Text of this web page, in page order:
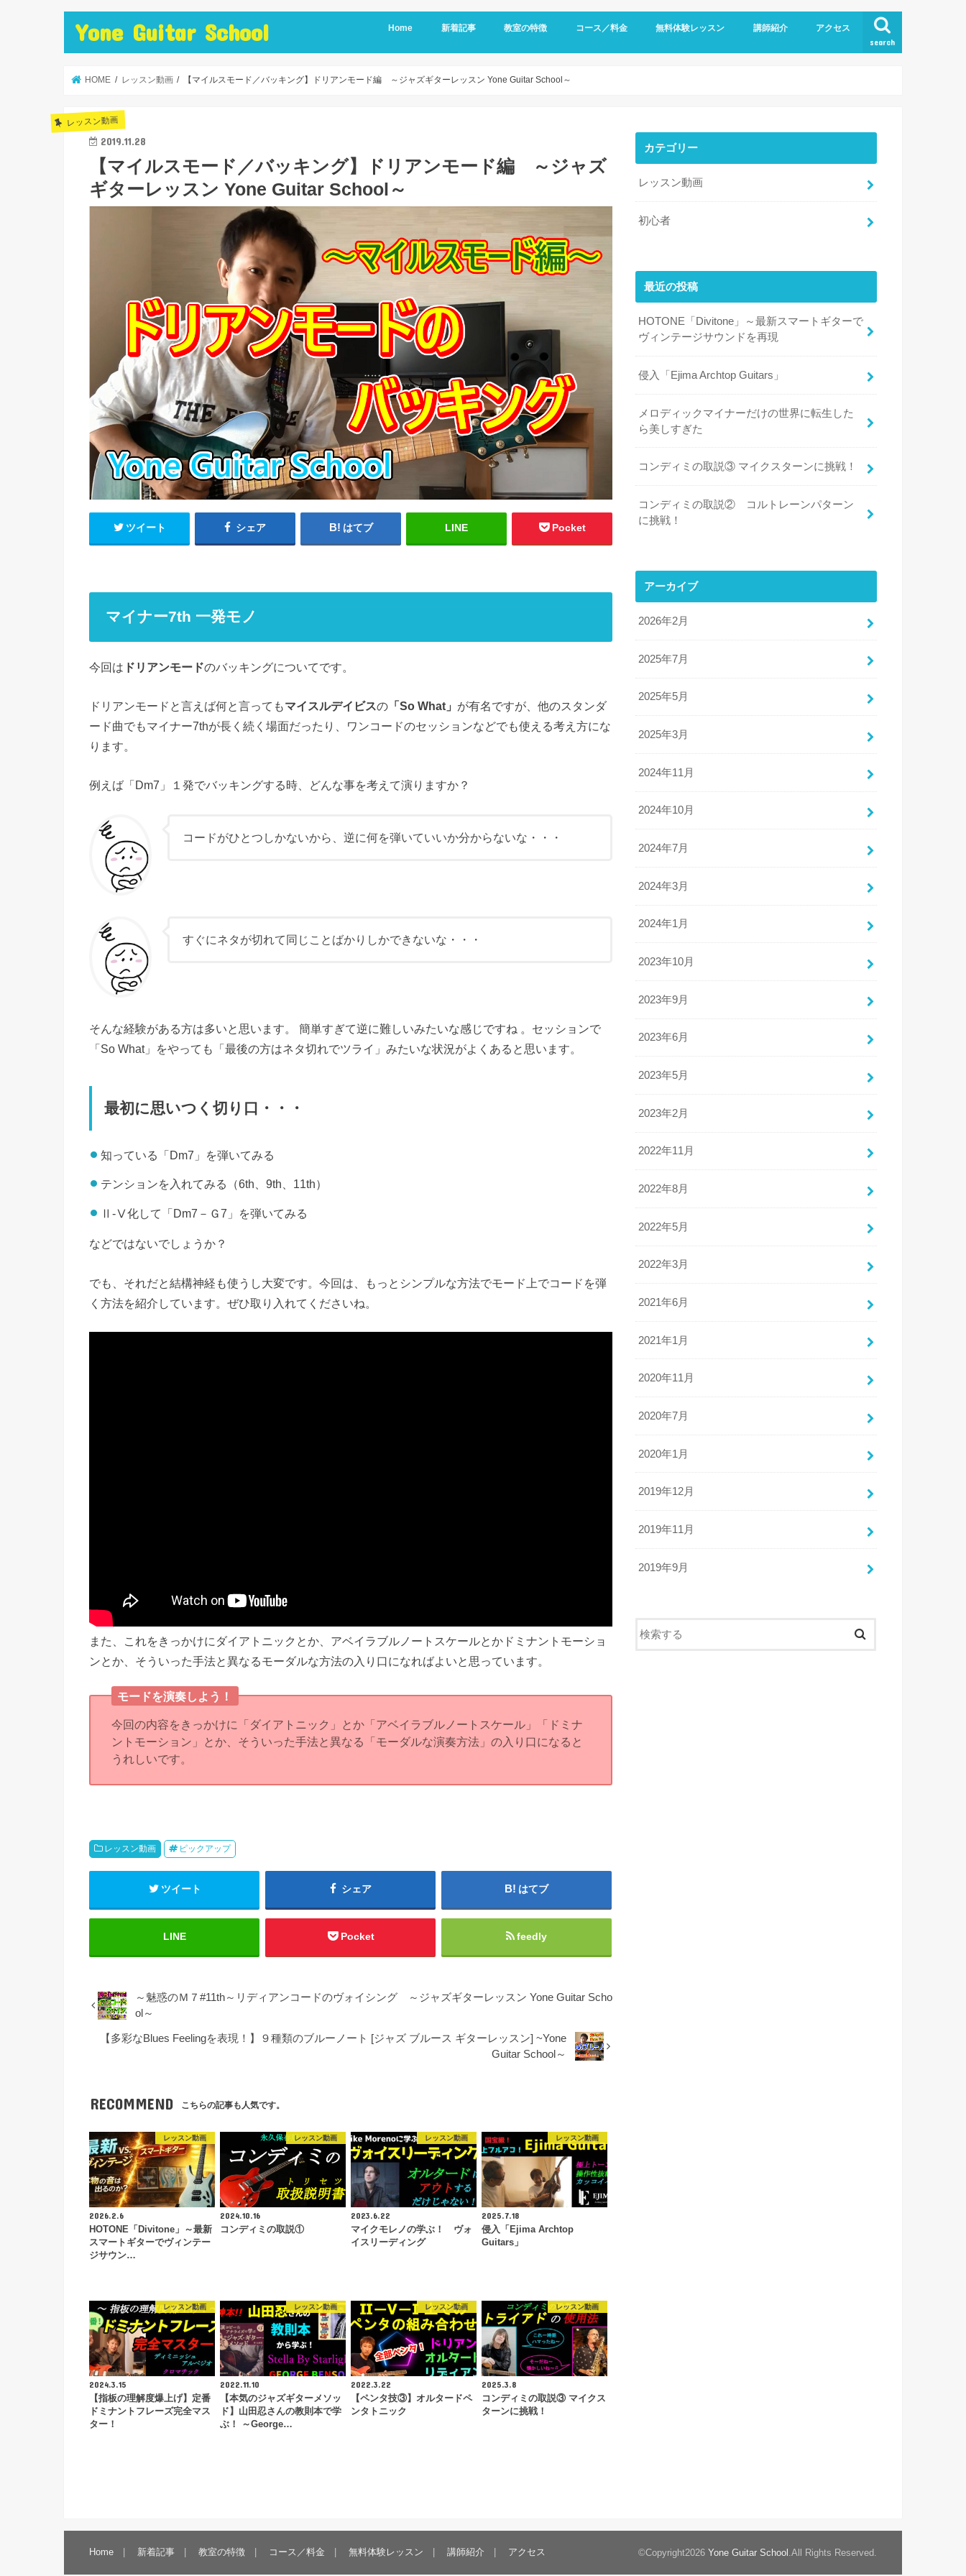
Yone Guitar School search
Home 新着記事 教室の特徴 コース／料金 無料体験レッスン 講師紹介 アクセス
HOME レッスン動画 【マイルスモード／バッキング】ドリアンモード編 ～ジャズギターレッスン Yone Guitar School～
レッスン動画
2019.11.28
【マイルスモード／バッキング】ドリアンモード編 ～ジャズ
ギターレッスン Yone Guitar School～
ツイート シェア はてブ LINE Pocket
マイナー7th 一発モノ
今回は ドリアンモードのバッキングについてです。
ドリアンモードと言えば何と言ってもマイスルデイビスの 「So What」 が有名ですが、他のスタンダ
ード曲でもマイナー7thが長く続く場面だったり、ワンコードのセッションなどでも使える考え方にな
ります。
例えば「Dm7」１発でバッキングする時、どんな事を考えて演りますか？
コードがひとつしかないから、逆に何を弾いていいか分からないな・・・
すぐにネタが切れて同じことばかりしかできないな・・・
そんな経験がある方は多いと思います。 簡単すぎて逆に難しいみたいな感じですね 。セッションで
「So What」をやっても「最後の方はネタ切れでツライ」みたいな状況がよくあると思います。
最初に思いつく切り口・・・
知っている「Dm7」を弾いてみる
テンションを入れてみる（6th、9th、11th）
Ⅱ-Ⅴ化して「Dm7－Ｇ7」を弾いてみる
などではないでしょうか？
でも、それだと結構神経も使うし大変です。今回は、もっとシンプルな方法でモード上でコードを弾
く方法を紹介しています。ぜひ取り入れてくださいね。
また、これをきっかけにダイアトニックとか、アベイラブルノートスケールとかドミナントモーショ
ンとか、そういった手法と異なるモーダルな方法の入り口になればよいと思っています。
モードを演奏しよう！
今回の内容をきっかけに「ダイアトニック」とか「アベイラブルノートスケール」「ドミナ
ントモーション」とか、そういった手法と異なる「モーダルな演奏方法」の入り口になると
うれしいです。
レッスン動画 ピックアップ
ツイート シェア はてブ
LINE Pocket feedly
～魅惑のＭ７#11th～リディアンコードのヴォイシング ～ジャズギターレッスン Yone Guitar Scho
ol～
【多彩なBlues Feelingを表現！】９種類のブルーノート [ジャズ ブルース ギターレッスン] ~Yone
Guitar School～
RECOMMEND こちらの記事も人気です。
レッスン動画
2026.2.6
HOTONE「Divitone」～最新
スマートギターでヴィンテー
ジサウン…
レッスン動画
2024.10.16
コンディミの取説①
レッスン動画
2023.6.22
マイクモレノの学ぶ！ ヴォ
イスリーディング
レッスン動画
2025.7.18
侵入「Ejima Archtop
Guitars」
レッスン動画
2024.3.15
【指板の理解度爆上げ】定番
ドミナントフレーズ完全マス
ター！
レッスン動画
2022.11.10
【本気のジャズギターメソッ
ド】山田忍さんの教則本で学
ぶ！ ～George…
レッスン動画
2022.3.22
【ペンタ技③】オルタードペ
ンタトニック
レッスン動画
2025.3.8
コンディミの取説③ マイクス
ターンに挑戦！
カテゴリー
レッスン動画
初心者
最近の投稿
HOTONE「Divitone」～最新スマートギターで
ヴィンテージサウンドを再現
侵入「Ejima Archtop Guitars」
メロディックマイナーだけの世界に転生した
ら美しすぎた
コンディミの取説③ マイクスターンに挑戦！
コンディミの取説② コルトレーンパターン
に挑戦！
アーカイブ
2026年2月
2025年7月
2025年5月
2025年3月
2024年11月
2024年10月
2024年7月
2024年3月
2024年1月
2023年10月
2023年9月
2023年6月
2023年5月
2023年2月
2022年11月
2022年8月
2022年5月
2022年3月
2021年6月
2021年1月
2020年11月
2020年7月
2020年1月
2019年12月
2019年11月
2019年9月
Home 新着記事 教室の特徴 コース／料金 無料体験レッスン 講師紹介 アクセス ©Copyright2026 Yone Guitar School .All Rights Reserved.